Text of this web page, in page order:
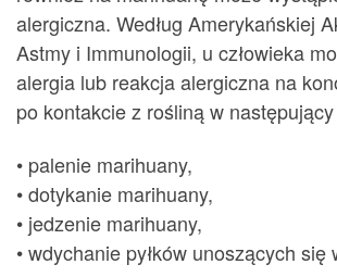
alergiczna. Według Amerykańskiej
Astmy i Immunologii, u człowieka
alergia lub reakcja alergiczna na
po kontakcie z rośliną w
• palenie marihuany,
• dotykanie marihuany,
• jedzenie marihuany,
• wdychanie pyłków unoszących się